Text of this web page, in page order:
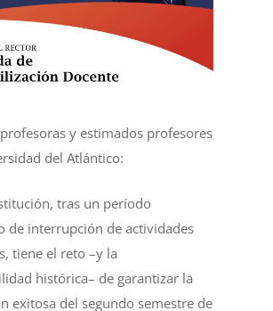
y estimados profesores
del Atlántico:
tras un período
de interrupción de actividades
tiene el reto –y la
histórica– de garantizar la
exitosa del segundo semestre de